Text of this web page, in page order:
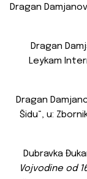
Dragan
Dragan
Leykam
Dragan
Šidu“, u:
Dubravka
Vojvodine od